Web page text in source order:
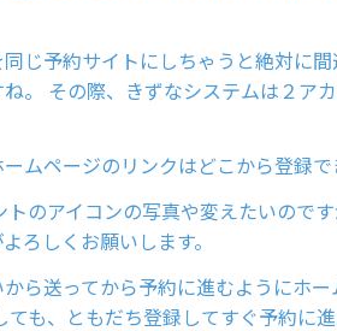
じ予約サイトにしちゃうと絶対に
。 その際、きずなシステムは２ア
ムページのリンクはどこから登録で
トのアイコンの写真や変えたいので
ろしくお願いします。
ら送ってから予約に進むようにホ
ても、ともだち登録してすぐ予約に